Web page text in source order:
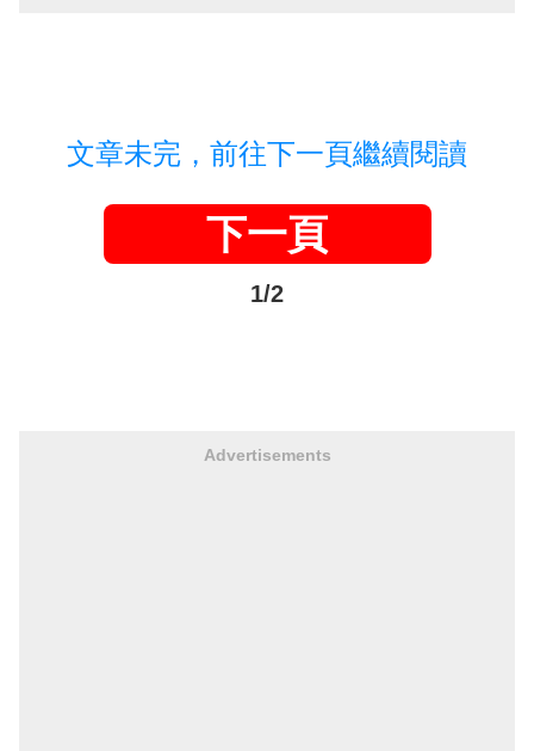
文章未完，前往下一頁繼續閱讀
下一頁
1/2
Advertisements